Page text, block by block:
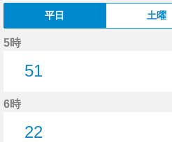
平日 土曜
5時
51
6時
22